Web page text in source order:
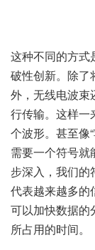
这种不同的方式
破性创新。除了
外，无线电波束
行传输。这样一
个波形。甚至像
需要一个符号就
步深入，我们
代表越来越多的
可以加快数据的
所占用的时间。